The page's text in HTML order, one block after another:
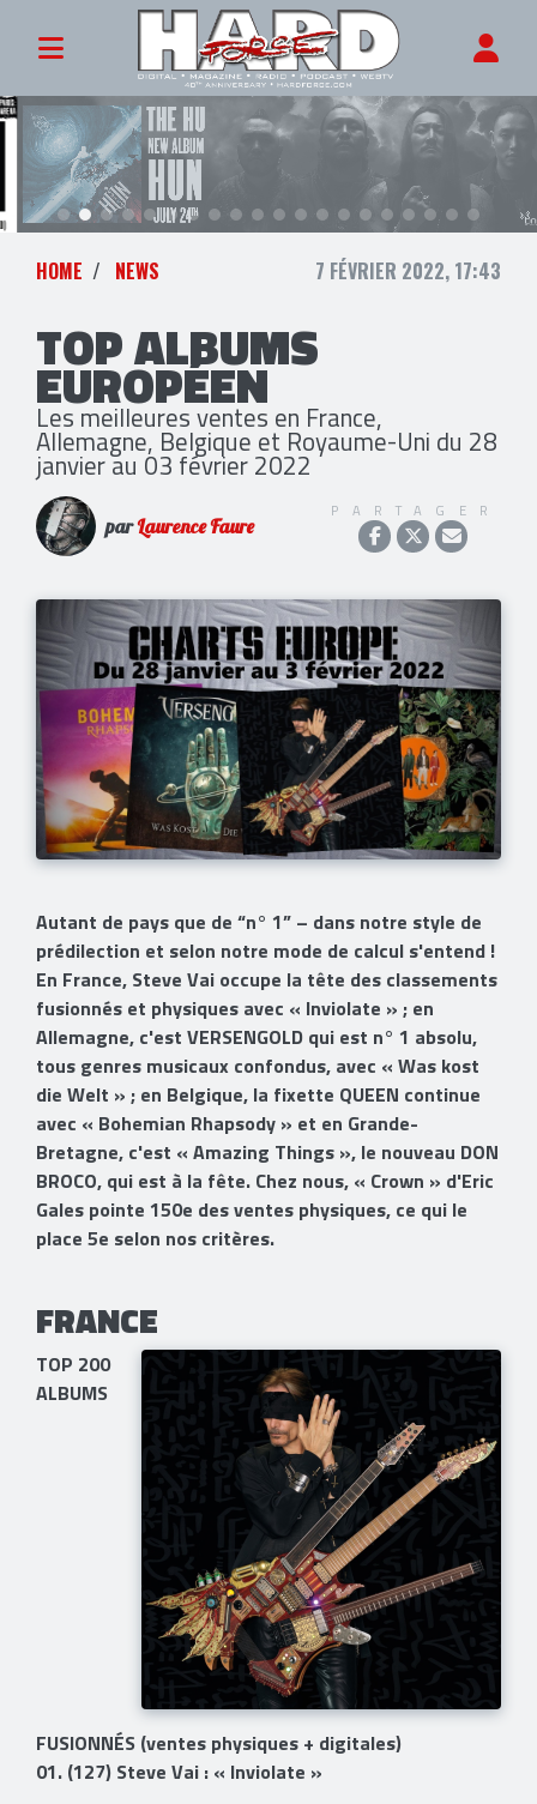
HOME NEWS 7 FÉVRIER 2022, 17:43
TOP ALBUMS
EUROPÉEN
Les meilleures ventes en France,
Allemagne, Belgique et Royaume-Uni du 28
janvier au 03 février 2022
parLaurence Faure
PARTAGER
Autant de pays que de “n° 1” – dans notre style de
prédilection et selon notre mode de calcul s'entend !
En France, Steve Vai occupe la tête des classements
fusionnés et physiques avec « Inviolate » ; en
Allemagne, c'est VERSENGOLD qui est n° 1 absolu,
tous genres musicaux confondus, avec « Was kost
die Welt » ; en Belgique, la fixette QUEEN continue
avec « Bohemian Rhapsody » et en Grande-
Bretagne, c'est « Amazing Things », le nouveau DON
BROCO, qui est à la fête. Chez nous, « Crown » d'Eric
Gales pointe 150e des ventes physiques, ce qui le
place 5e selon nos critères.
FRANCE​
TOP 200
ALBUMS
FUSIONNÉS (ventes physiques + digitales)
01. (127) Steve Vai : « Inviolate »